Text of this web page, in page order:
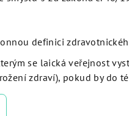
definici
se laická veřejnost
zdraví), pokud by do